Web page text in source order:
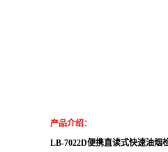
产品介绍：
LB-7022D便携直读式快速油烟